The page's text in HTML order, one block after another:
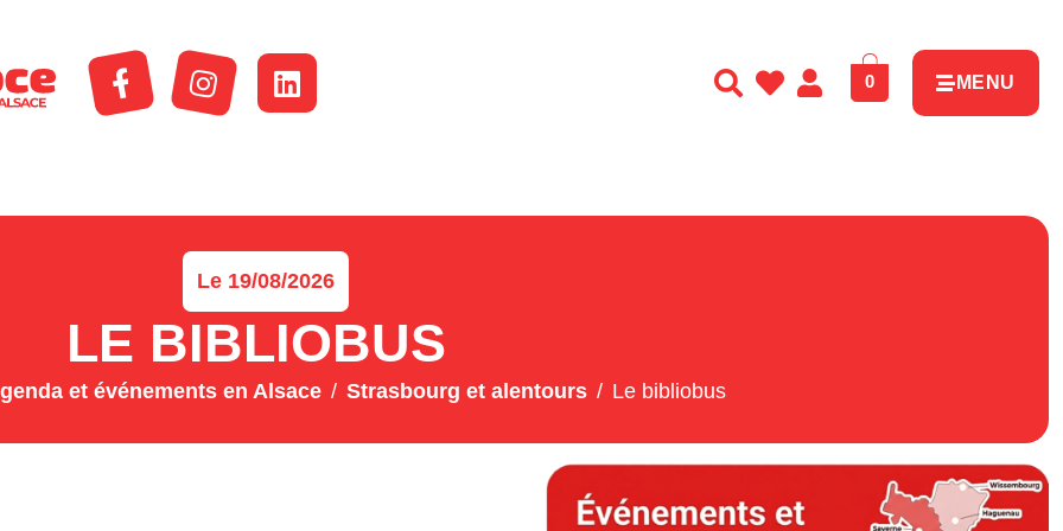
0 MENU
Le 19/08/2026
LE BIBLIOBUS
et événements en Alsace Strasbourg et alentours Le bibliobus